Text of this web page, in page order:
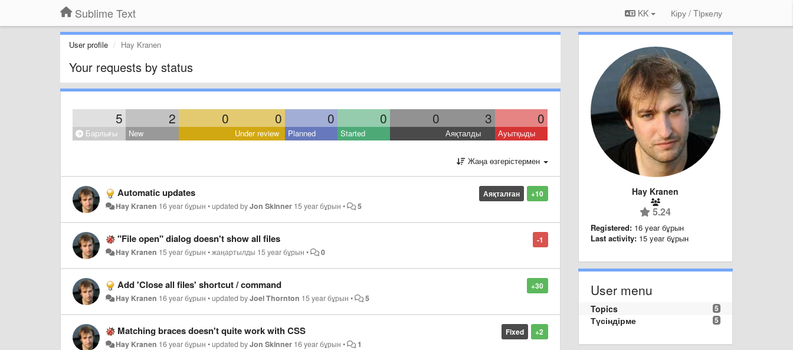
Sublime Text KK Кіру / Tiркелу
User profile Hay Kranen
Your requests by status
5 2 0 0 0 0 0 3 0
Барлығы New Under review Planned Started Аяқталды Ауытқыды
Жаңа өзгерістермен
+10
Аяқталған
Automatic updates
Hay Kranen 16 year бұрын •updated byJon Skinner 15 year бұрын • 5
-1
"File open" dialog doesn't show all files
Hay Kranen 15 year бұрын •жаңартылды 15 year бұрын • 0
+30
Add 'Close all files' shortcut / command
Hay Kranen 16 year бұрын •updated byJoel Thornton 15 year бұрын • 5
+2
Fixed
Matching braces doesn't quite work with CSS
Hay Kranen 16 year бұрын •updated byJon Skinner 16 year бұрын • 1
Hay Kranen
5.24
Registered: 16 year бұрын
Last activity: 15 year бұрын
User menu
5
Topics
5
Түсіндірме